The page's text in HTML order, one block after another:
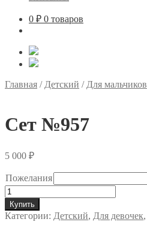
0 ₽ 0 товаров
Главная / Детский / Для мальчиков
Сет №957
5 000 ₽
Пожелания
Количество
товара
Сет
№957
Купить
Категории: Детский, Для девочек,